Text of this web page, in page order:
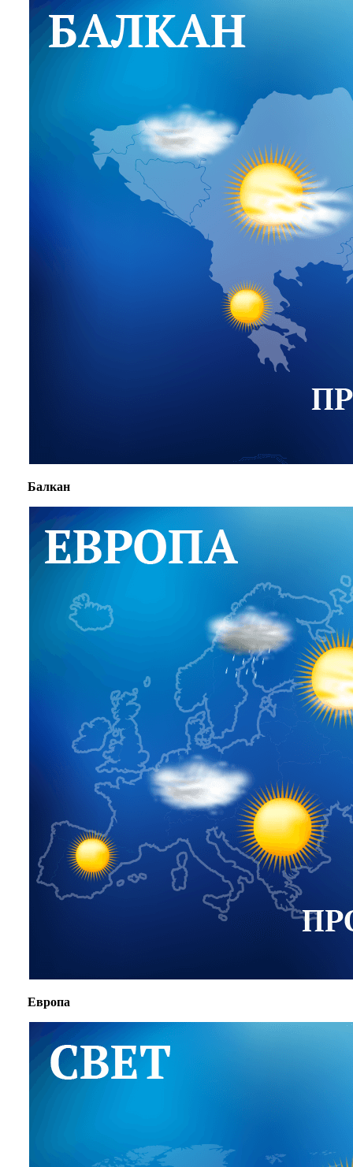
Балкан
Европа